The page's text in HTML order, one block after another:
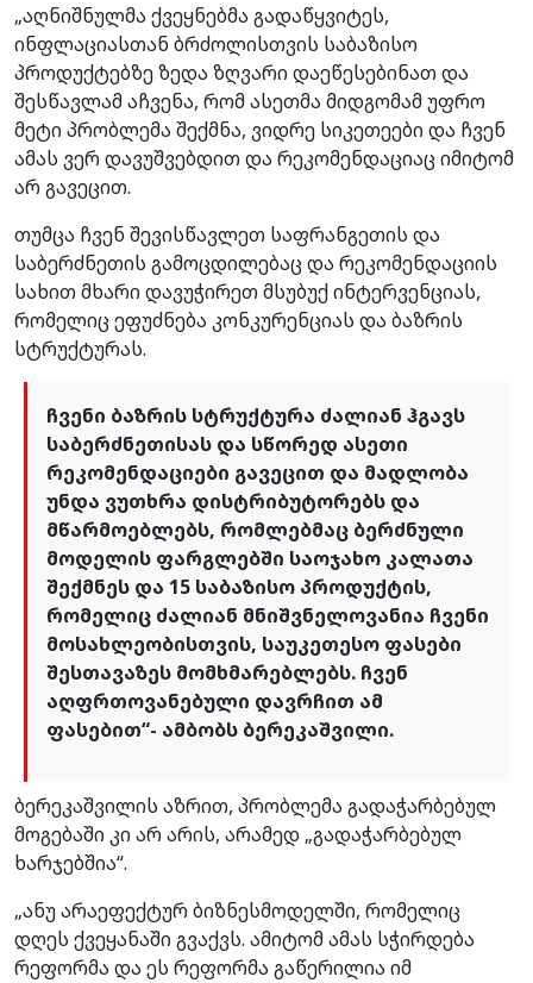
„აღნიშნულმა ქვეყნებმა გადაწყვიტეს,
ინფლაციასთან ბრძოლისთვის საბაზისო
პროდუქტებზე ზედა ზღვარი დაეწესებინათ და
შესწავლამ აჩვენა, რომ ასეთმა მიდგომამ უფრო
მეტი პრობლემა შექმნა, ვიდრე სიკეთეები და ჩვენ
ამას ვერ დავუშვებდით და რეკომენდაციაც იმიტომ
არ გავეცით.
თუმცა ჩვენ შევისწავლეთ საფრანგეთის და
საბერძნეთის გამოცდილებაც და რეკომენდაციის
სახით მხარი დავუჭირეთ მსუბუქ ინტერვენციას,
რომელიც ეფუძნება კონკურენციას და ბაზრის
სტრუქტურას.
ჩვენი ბაზრის სტრუქტურა ძალიან ჰგავს
საბერძნეთისას და სწორედ ასეთი
რეკომენდაციები გავეცით და მადლობა
უნდა ვუთხრა დისტრიბუტორებს და
მწარმოებლებს, რომლებმაც ბერძნული
მოდელის ფარგლებში საოჯახო კალათა
შექმნეს და 15 საბაზისო პროდუქტის,
რომელიც ძალიან მნიშვნელოვანია ჩვენი
მოსახლეობისთვის, საუკეთესო ფასები
შესთავაზეს მომხმარებლებს. ჩვენ
აღფრთოვანებული დავრჩით ამ
ფასებით“- ამბობს ბერეკაშვილი.
ბერეკაშვილის აზრით, პრობლემა გადაჭარბებულ
მოგებაში კი არ არის, არამედ „გადაჭარბებულ
ხარჯებშია“.
„ანუ არაეფექტურ ბიზნესმოდელში, რომელიც
დღეს ქვეყანაში გვაქვს. ამიტომ ამას სჭირდება
რეფორმა და ეს რეფორმა გაწერილია იმ